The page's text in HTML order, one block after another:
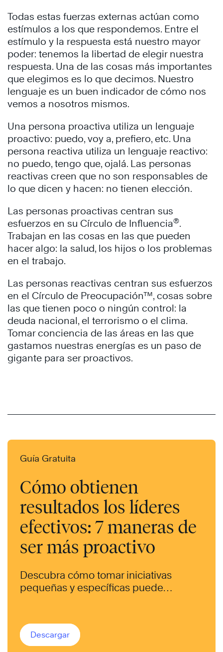
Todas estas fuerzas externas actúan como
estímulos a los que respondemos. Entre el
estímulo y la respuesta está nuestro mayor
poder: tenemos la libertad de elegir nuestra
respuesta. Una de las cosas más importantes
que elegimos es lo que decimos. Nuestro
lenguaje es un buen indicador de cómo nos
vemos a nosotros mismos.
Una persona proactiva utiliza un lenguaje
proactivo: puedo, voy a, prefiero, etc. Una
persona reactiva utiliza un lenguaje reactivo:
no puedo, tengo que, ojalá. Las personas
reactivas creen que no son responsables de
lo que dicen y hacen: no tienen elección.
Las personas proactivas centran sus
esfuerzos en su Círculo de Influencia®.
Trabajan en las cosas en las que pueden
hacer algo: la salud, los hijos o los problemas
en el trabajo.
Las personas reactivas centran sus esfuerzos
en el Círculo de Preocupación™, cosas sobre
las que tienen poco o ningún control: la
deuda nacional, el terrorismo o el clima.
Tomar conciencia de las áreas en las que
gastamos nuestras energías es un paso de
gigante para ser proactivos.
Guía Gratuita
Cómo obtienen
resultados los líderes
efectivos: 7 maneras de
ser más proactivo
Descubra cómo tomar iniciativas
pequeñas y específicas puede
Descargar